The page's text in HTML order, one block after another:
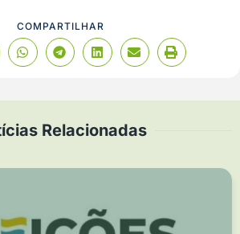
COMPARTILHAR
Relacionadas